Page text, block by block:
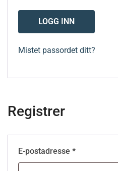
LOGG INN
Mistet passordet ditt?
Registrer
E-postadresse *